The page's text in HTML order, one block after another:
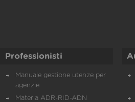
Professionisti
Manuale gestione utenze per
agenzie
Materia ADR-RID-ADN